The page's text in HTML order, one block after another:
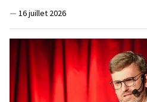
— 16 juillet 2026